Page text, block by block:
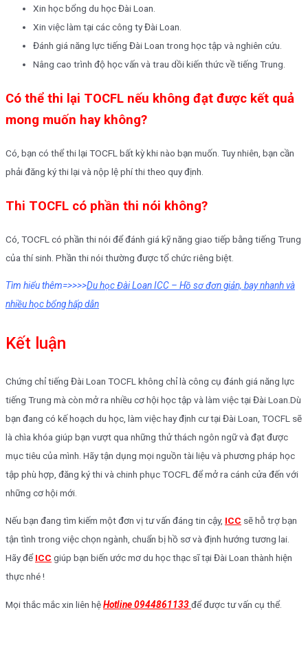
Xin học bổng du học Đài Loan.
Xin việc làm tại các công ty Đài Loan.
Đánh giá năng lực tiếng Đài Loan trong học tập và nghiên cứu.
Nâng cao trình độ học vấn và trau dồi kiến thức về tiếng Trung.
Có thể thi lại TOCFL nếu không đạt được kết quả
mong muốn hay không?
Có, bạn có thể thi lại TOCFL bất kỳ khi nào bạn muốn. Tuy nhiên, bạn cần
phải đăng ký thi lại và nộp lệ phí thi theo quy định.
Thi TOCFL có phần thi nói không?
Có, TOCFL có phần thi nói để đánh giá kỹ năng giao tiếp bằng tiếng Trung
của thí sinh. Phần thi nói thường được tổ chức riêng biệt.
Tìm hiểu thêm=>>>>Du học Đài Loan ICC – Hồ sơ đơn giản, bay nhanh và
nhiều học bổng hấp dẫn
Kết luận
Chứng chỉ tiếng Đài Loan TOCFL không chỉ là công cụ đánh giá năng lực
tiếng Trung mà còn mở ra nhiều cơ hội học tập và làm việc tại Đài Loan.Dù
bạn đang có kế hoạch du học, làm việc hay định cư tại Đài Loan, TOCFL sẽ
là chìa khóa giúp bạn vượt qua những thử thách ngôn ngữ và đạt được
mục tiêu của mình. Hãy tận dụng mọi nguồn tài liệu và phương pháp học
tập phù hợp, đăng ký thi và chinh phục TOCFL để mở ra cánh cửa đến với
những cơ hội mới.
Nếu bạn đang tìm kiếm một đơn vị tư vấn đáng tin cậy, ICC sẽ hỗ trợ bạn
tận tình trong việc chọn ngành, chuẩn bị hồ sơ và định hướng tương lai.
Hãy đểICC giúp bạn biến ước mơ du học thạc sĩ tại Đài Loan thành hiện
thực nhé !
Mọi thắc mắc xin liên hệHotline 0944861133để được tư vấn cụ thể.